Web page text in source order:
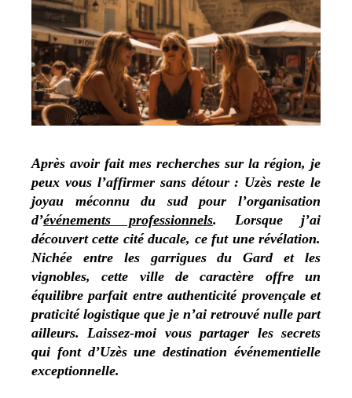
Après avoir fait mes recherches sur la région, je
peux vous l’affirmer sans détour : Uzès reste le
joyau méconnu du sud pour l’organisation
d’événements professionnels. Lorsque j’ai
découvert cette cité ducale, ce fut une révélation.
Nichée entre les garrigues du Gard et les
vignobles, cette ville de caractère offre un
équilibre parfait entre authenticité provençale et
praticité logistique que je n’ai retrouvé nulle part
ailleurs. Laissez-moi vous partager les secrets
qui font d’Uzès une destination événementielle
exceptionnelle.